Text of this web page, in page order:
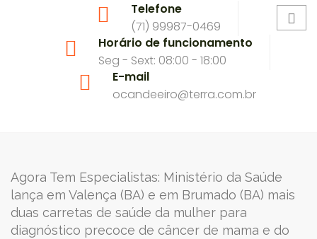
Telefone
(71) 99987-0469
Horário de funcionamento
Seg - Sext: 08:00 - 18:00
E-mail
ocandeeiro@terra.com.br
Agora Tem Especialistas: Ministério da Saúde
lança em Valença (BA) e em Brumado (BA) mais
duas carretas de saúde da mulher para
diagnóstico precoce de câncer de mama e do